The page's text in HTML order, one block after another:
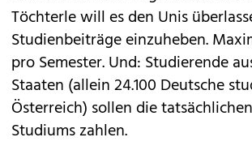
Töchterle will es den Unis
Studienbeiträge einzuheben.
pro Semester. Und: Studierende
Staaten (allein 24.100 Deutsche
Österreich) sollen die
Studiums zahlen.